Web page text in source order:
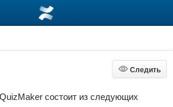
Следить
Следить
состоит из следующих